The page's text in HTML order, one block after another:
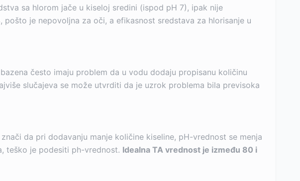
sa hlorom jače u kiseloj sredini (ispod pH 7), ipak nije
je nepovoljna za oči, a efikasnost sredstava za hlorisanje u
često imaju problem da u vodu dodaju propisanu količinu
slučajeva se može utvrditi da je uzrok problema bila previsoka
da pri dodavanju manje količine kiseline, pH-vrednost se menja
teško je podesiti ph-vrednost. Idealna TA vrednost je između 80 i